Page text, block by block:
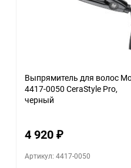
Выпрямитель для волос
4417-0050 CeraStyle Pro,
черный
4 920 ₽
Артикул: 4417-0050